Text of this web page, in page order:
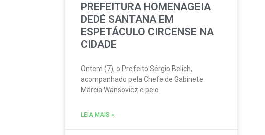
PREFEITURA HOMENAGEIA
DEDÉ SANTANA EM
ESPETÁCULO CIRCENSE NA
CIDADE
Ontem (7), o Prefeito Sérgio Belich,
acompanhado pela Chefe de Gabinete
Márcia Wansovicz e pelo
LEIA MAIS »